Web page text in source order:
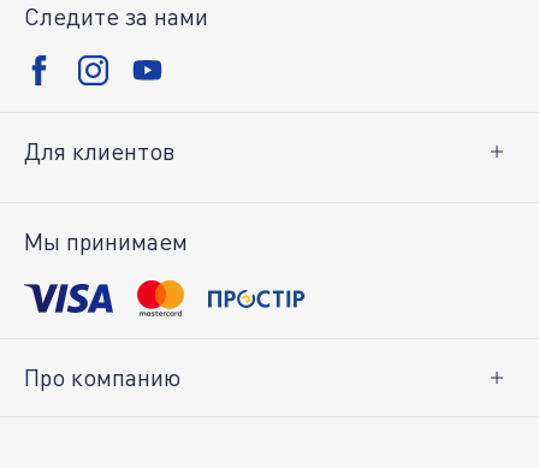
Следите за нами
Для клиентов
Возврат товара
Мы принимаем
Про компанию